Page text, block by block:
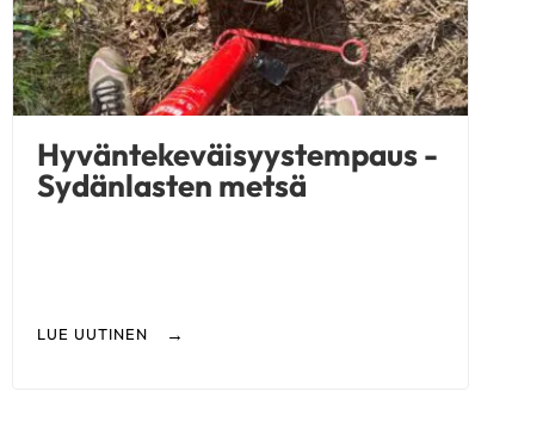
Hyväntekeväisyystempaus -
Sydänlasten metsä
LUE UUTINEN